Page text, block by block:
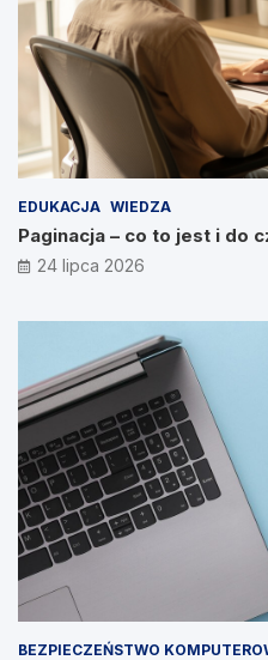
EDUKACJA WIEDZA
Paginacja – co to jest i do
24 lipca 2026
BEZPIECZEŃSTWO